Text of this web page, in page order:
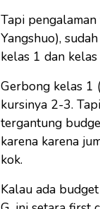
Tapi
Yangshuo),
kelas 1 dan
Gerbong kelas 1
kursinya 2-3.
tergantung
karena karena
kok.
Kalau ada